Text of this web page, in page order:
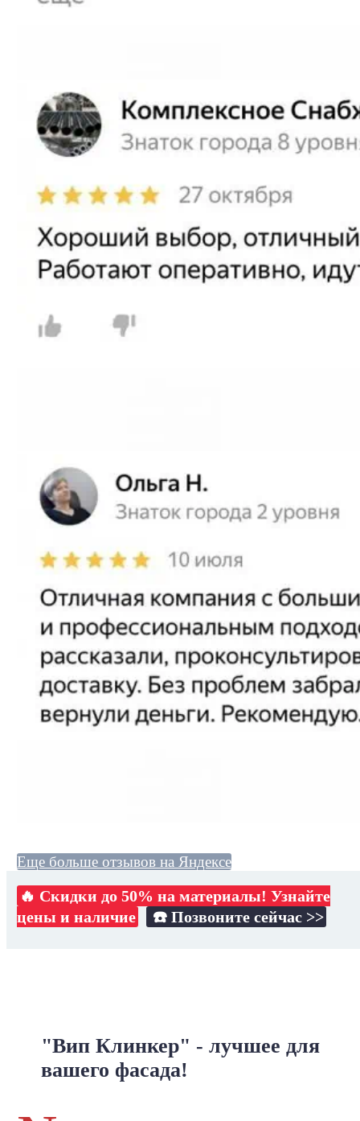
Еще больше отзывов на Яндексе
🔥 Скидки до 50% на материалы! Узнайте
цены и наличие
☎️ Позвоните сейчас >>
"Вип Клинкер" - лучшее для
вашего фасада!